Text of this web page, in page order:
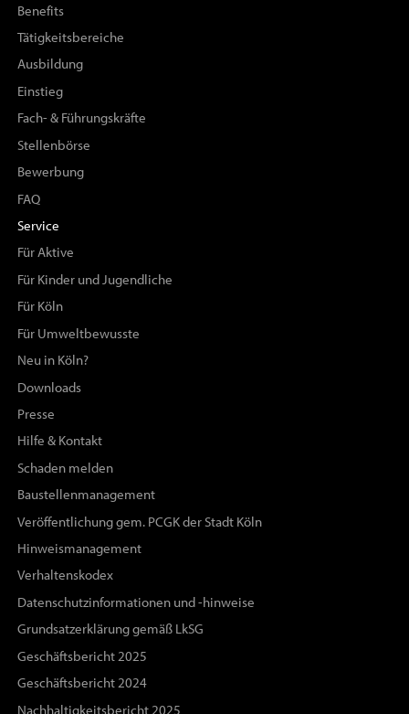
Benefits
Tätigkeitsbereiche
Ausbildung
Einstieg
Fach- & Führungskräfte
Stellenbörse
Bewerbung
FAQ
Service
Für Aktive
Für Kinder und Jugendliche
Für Köln
Für Umweltbewusste
Neu in Köln?
Downloads
Presse
Hilfe & Kontakt
Schaden melden
Baustellenmanagement
Veröffentlichung gem. PCGK der Stadt Köln
Hinweismanagement
Verhaltenskodex
Datenschutzinformationen und -hinweise
Grundsatzerklärung gemäß LkSG
Geschäftsbericht 2025
Geschäftsbericht 2024
Nachhaltigkeitsbericht 2025